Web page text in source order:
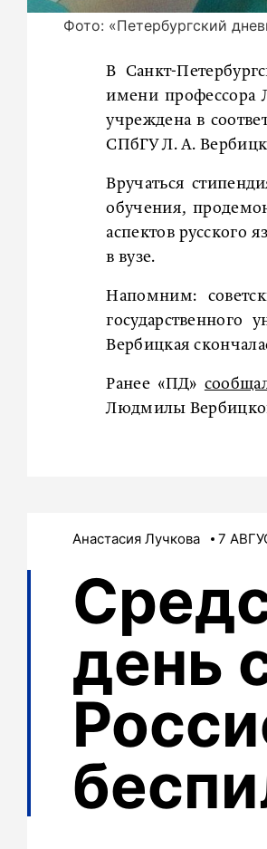
Фото: «Петербургский
В Санкт-
имени профессора
учреждена в
СПбГУ Л. А.
Вручаться
обучения,
аспектов русского
в вузе.
Напомним:
Вербицкая
Ранее «ПД»
Людмилы
Анастасия Лучкова 7
день